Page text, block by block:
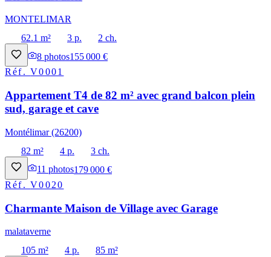
MONTELIMAR
62.1 m²
3 p.
2 ch.
8 photos155 000 €
Réf.V0001
Appartement T4 de 82 m² avec grand balcon plein
sud, garage et cave
Montélimar (26200)
82 m²
4 p.
3 ch.
11 photos179 000 €
Réf.V0020
Charmante Maison de Village avec Garage
malataverne
105 m²
4 p.
85 m²